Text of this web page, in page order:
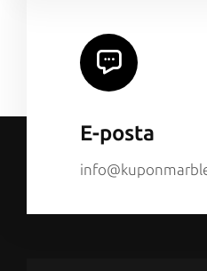
E-posta